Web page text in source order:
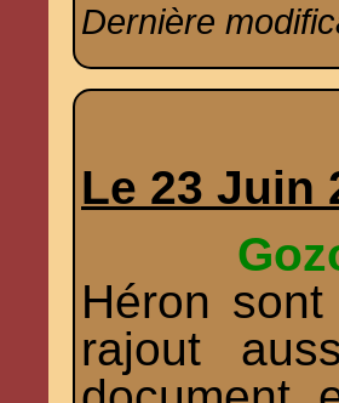
Dernière
Le 23 Juin
Héron
rajout